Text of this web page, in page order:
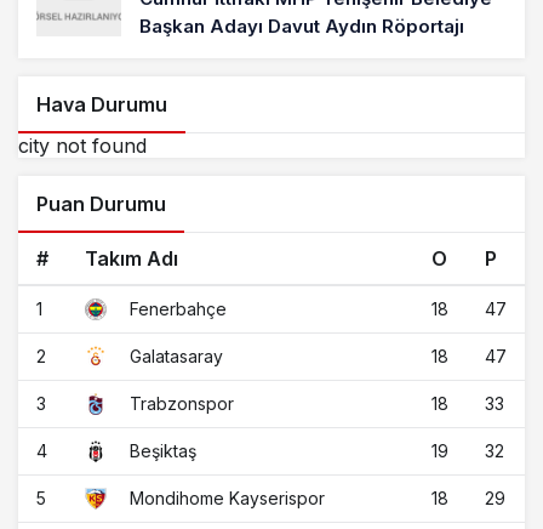
Başkan Adayı Davut Aydın Röportajı
Hava Durumu
city not found
Puan Durumu
# Takım Adı O P
1 Fenerbahçe 18 47
2 Galatasaray 18 47
3 Trabzonspor 18 33
4 Beşiktaş 19 32
5 Mondihome Kayserispor 18 29